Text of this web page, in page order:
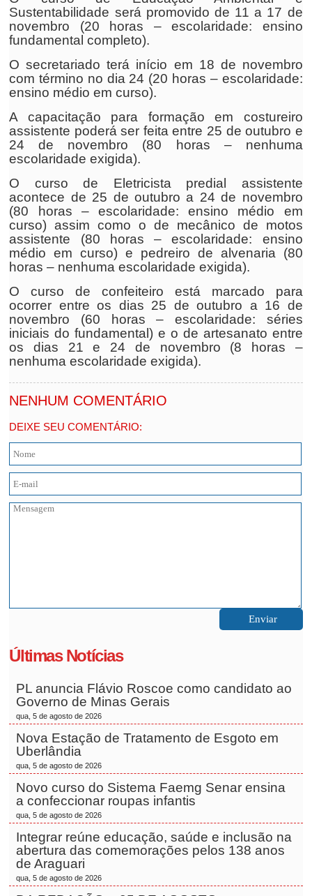
Sustentabilidade será promovido de 11 a 17 de
novembro (20 horas – escolaridade: ensino
fundamental completo).
O secretariado terá início em 18 de novembro
com término no dia 24 (20 horas – escolaridade:
ensino médio em curso).
A capacitação para formação em costureiro
assistente poderá ser feita entre 25 de outubro e
24 de novembro (80 horas – nenhuma
escolaridade exigida).
O curso de Eletricista predial assistente
acontece de 25 de outubro a 24 de novembro
(80 horas – escolaridade: ensino médio em
curso) assim como o de mecânico de motos
assistente (80 horas – escolaridade: ensino
médio em curso) e pedreiro de alvenaria (80
horas – nenhuma escolaridade exigida).
O curso de confeiteiro está marcado para
ocorrer entre os dias 25 de outubro a 16 de
novembro (60 horas – escolaridade: séries
iniciais do fundamental) e o de artesanato entre
os dias 21 e 24 de novembro (8 horas –
nenhuma escolaridade exigida).
NENHUM COMENTÁRIO
DEIXE SEU COMENTÁRIO:
Últimas Notícias
PL anuncia Flávio Roscoe como candidato ao
Governo de Minas Gerais
qua, 5 de agosto de 2026
Nova Estação de Tratamento de Esgoto em
Uberlândia
qua, 5 de agosto de 2026
Novo curso do Sistema Faemg Senar ensina
a confeccionar roupas infantis
qua, 5 de agosto de 2026
Integrar reúne educação, saúde e inclusão na
abertura das comemorações pelos 138 anos
de Araguari
qua, 5 de agosto de 2026